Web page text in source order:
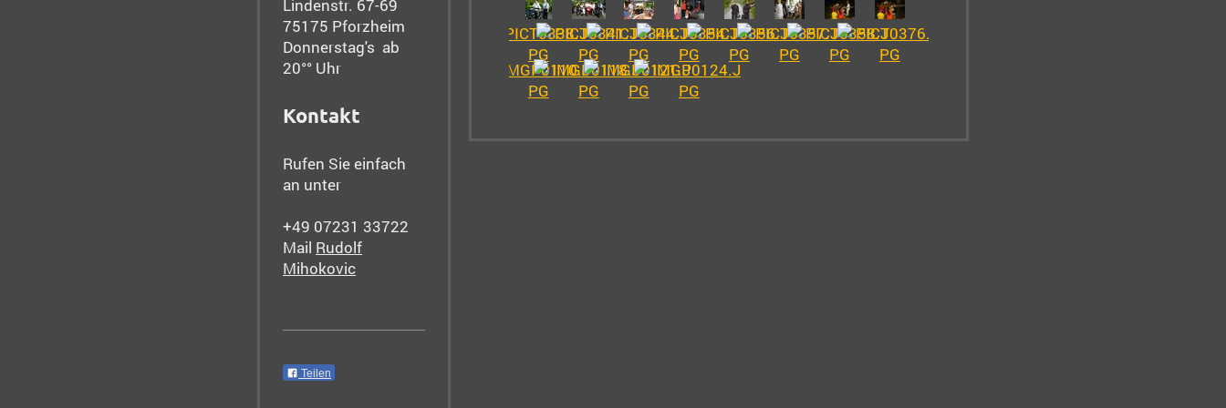
Lindenstr. 67-69
75175 Pforzheim
Donnerstag's ab
20°° Uhr
Kontakt
Rufen Sie einfach
an unter
+49 07231 33722
Mail Rudolf
Mihokovic
Teilen